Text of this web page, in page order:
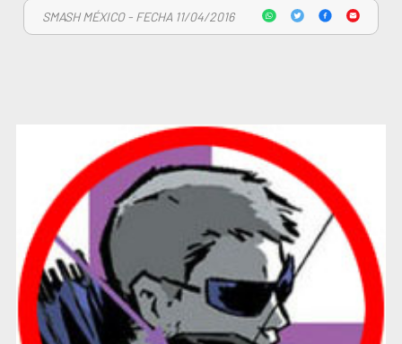
SMASH MÉXICO - FECHA 11/04/2016